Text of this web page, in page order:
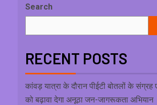
Search
RECENT POSTS
कांवड़ यात्रा के दौरान पीईटी बोतलों के संग्रह
को बढ़ावा देगा अनूठा जन-जागरूकता अभियान